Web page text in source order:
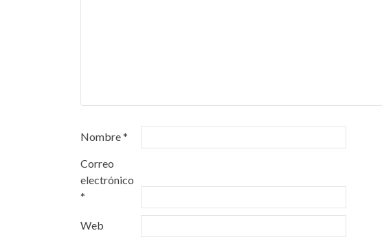
Nombre*
Correo
electrónico
*
Web